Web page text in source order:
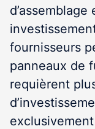
fournisseurs
panneaux de
requièrent